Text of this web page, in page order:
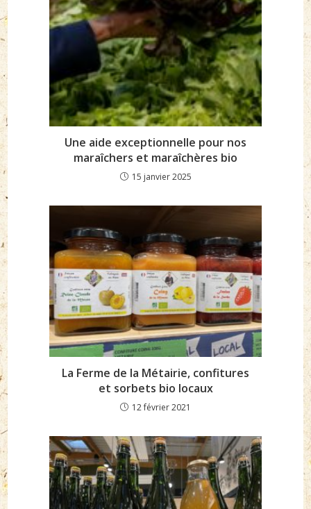
Une aide exceptionnelle pour nos
maraîchers et maraîchères bio
15 janvier 2025
La Ferme de la Métairie, confitures
et sorbets bio locaux
12 février 2021